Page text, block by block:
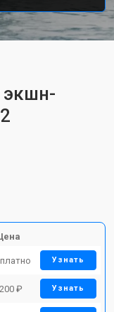
экшн-
Узнать
₽ Узнать